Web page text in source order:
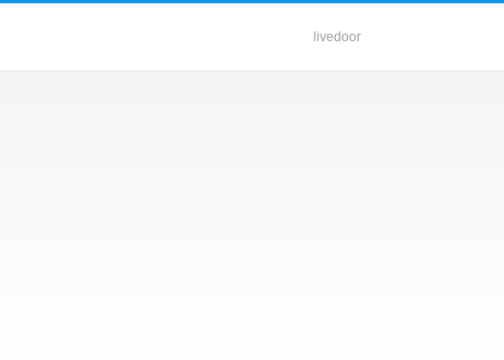
livedoor